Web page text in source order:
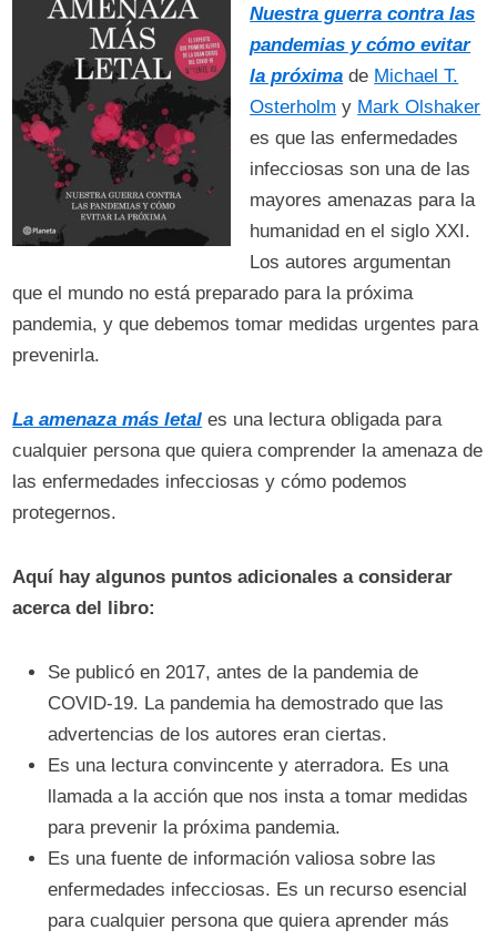
Nuestra guerra contra las
pandemias y cómo evitar
la próxima de Michael T.
Osterholm y Mark Olshaker
es que las enfermedades
infecciosas son una de las
mayores amenazas para la
humanidad en el siglo XXI.
Los autores argumentan
que el mundo no está preparado para la próxima
pandemia, y que debemos tomar medidas urgentes para
prevenirla.
La amenaza más letal es una lectura obligada para
cualquier persona que quiera comprender la amenaza de
las enfermedades infecciosas y cómo podemos
protegernos.
Aquí hay algunos puntos adicionales a considerar
acerca del libro:
Se publicó en 2017, antes de la pandemia de
COVID-19. La pandemia ha demostrado que las
advertencias de los autores eran ciertas.
Es una lectura convincente y aterradora. Es una
llamada a la acción que nos insta a tomar medidas
para prevenir la próxima pandemia.
Es una fuente de información valiosa sobre las
enfermedades infecciosas. Es un recurso esencial
para cualquier persona que quiera aprender más